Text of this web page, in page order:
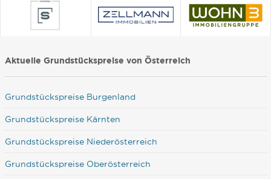
Aktuelle Grundstückspreise von Österreich
Grundstückspreise Burgenland
Grundstückspreise Kärnten
Grundstückspreise Niederösterreich
Grundstückspreise Oberösterreich